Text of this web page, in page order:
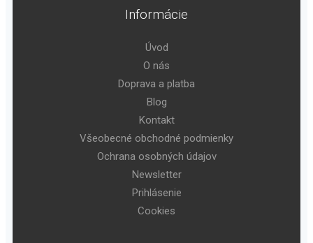
Informácie
Úvod
O nás
Doprava a platba
Blog
Kontakt
Všeobecné obchodné podmienky
Ochrana osobných údajov
Newsletter
Prihlásenie
Cookies